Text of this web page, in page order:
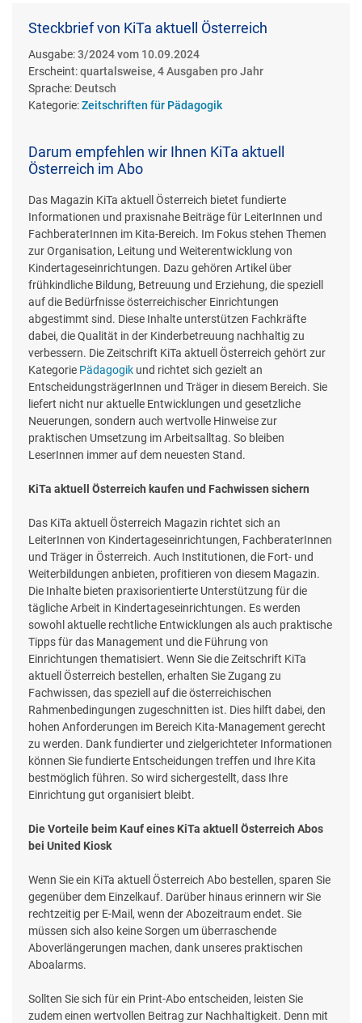
Steckbrief von KiTa aktuell Österreich
Ausgabe:3/2024 vom 10.09.2024
Erscheint:quartalsweise, 4 Ausgaben pro Jahr
Sprache: Deutsch
Kategorie:Zeitschriften für Pädagogik
Darum empfehlen wir Ihnen KiTa aktuell
Österreich im Abo
Das Magazin KiTa aktuell Österreich bietet fundierte
Informationen und praxisnahe Beiträge für LeiterInnen und
FachberaterInnen im Kita-Bereich. Im Fokus stehen Themen
zur Organisation, Leitung und Weiterentwicklung von
Kindertageseinrichtungen. Dazu gehören Artikel über
frühkindliche Bildung, Betreuung und Erziehung, die speziell
auf die Bedürfnisse österreichischer Einrichtungen
abgestimmt sind. Diese Inhalte unterstützen Fachkräfte
dabei, die Qualität in der Kinderbetreuung nachhaltig zu
verbessern. Die Zeitschrift KiTa aktuell Österreich gehört zur
Kategorie Pädagogik und richtet sich gezielt an
EntscheidungsträgerInnen und Träger in diesem Bereich. Sie
liefert nicht nur aktuelle Entwicklungen und gesetzliche
Neuerungen, sondern auch wertvolle Hinweise zur
praktischen Umsetzung im Arbeitsalltag. So bleiben
LeserInnen immer auf dem neuesten Stand.
KiTa aktuell Österreich kaufen und Fachwissen sichern
Das KiTa aktuell Österreich Magazin richtet sich an
LeiterInnen von Kindertageseinrichtungen, FachberaterInnen
und Träger in Österreich. Auch Institutionen, die Fort- und
Weiterbildungen anbieten, profitieren von diesem Magazin.
Die Inhalte bieten praxisorientierte Unterstützung für die
tägliche Arbeit in Kindertageseinrichtungen. Es werden
sowohl aktuelle rechtliche Entwicklungen als auch praktische
Tipps für das Management und die Führung von
Einrichtungen thematisiert. Wenn Sie die Zeitschrift KiTa
aktuell Österreich bestellen, erhalten Sie Zugang zu
Fachwissen, das speziell auf die österreichischen
Rahmenbedingungen zugeschnitten ist. Dies hilft dabei, den
hohen Anforderungen im Bereich Kita-Management gerecht
zu werden. Dank fundierter und zielgerichteter Informationen
können Sie fundierte Entscheidungen treffen und Ihre Kita
bestmöglich führen. So wird sichergestellt, dass Ihre
Einrichtung gut organisiert bleibt.
Die Vorteile beim Kauf eines KiTa aktuell Österreich Abos
bei United Kiosk
Wenn Sie ein KiTa aktuell Österreich Abo bestellen, sparen Sie
gegenüber dem Einzelkauf. Darüber hinaus erinnern wir Sie
rechtzeitig per E-Mail, wenn der Abozeitraum endet. Sie
müssen sich also keine Sorgen um überraschende
Aboverlängerungen machen, dank unseres praktischen
Aboalarms.
Sollten Sie sich für ein Print-Abo entscheiden, leisten Sie
zudem einen wertvollen Beitrag zur Nachhaltigkeit. Denn mit